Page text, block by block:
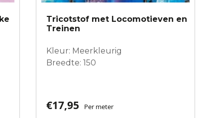
Tricotstof met Locomotieven en
Treinen
Kleur: Meerkleurig
Breedte: 150
€17,95 Per meter